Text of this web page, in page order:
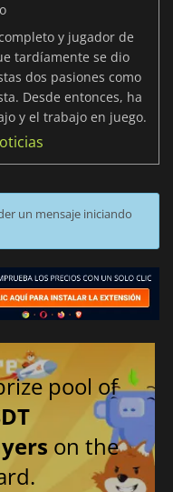
y jugador de
tardíamente se dio
dos pasiones como
Desde entonces, ha
y el trabajo en juego.
un mensaje iniciando
pool of
on the